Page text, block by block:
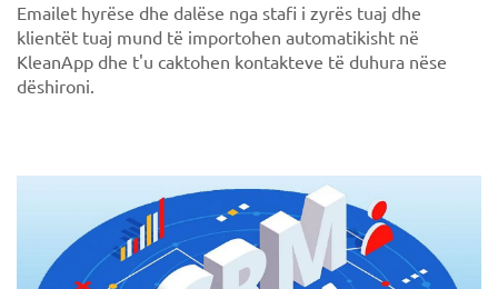
Emailet hyrëse dhe dalëse nga stafi i zyrës tuaj dhe
klientët tuaj mund të importohen automatikisht në
KleanApp dhe t'u caktohen kontakteve të duhura nëse
dëshironi.